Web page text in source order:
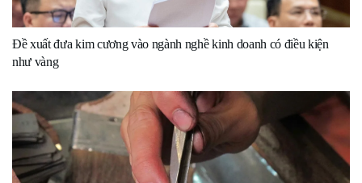
Đề xuất đưa kim cương vào ngành nghề kinh doanh có điều kiện
như vàng